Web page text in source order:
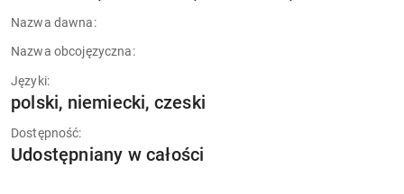
Nazwa dawna:
Nazwa obcojęzyczna:
Języki:
polski, niemiecki, czeski
Dostępność:
Udostępniany w całości